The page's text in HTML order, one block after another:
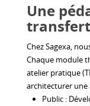
Une
Chez Sagexa,
Chaque module
atelier pratique
architecturer une
Public :